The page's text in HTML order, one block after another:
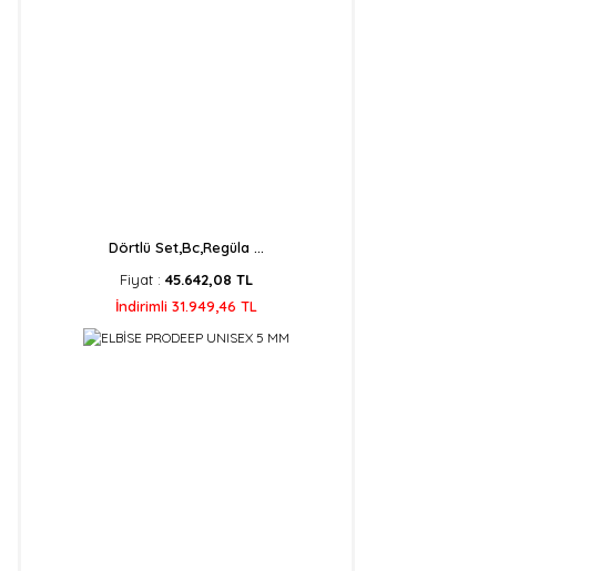
Dörtlü Set,Bc,Regüla ...
Fiyat : 45.642,08 TL
İndirimli 31.949,46 TL